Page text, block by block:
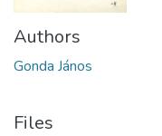
Authors
Gonda János
Files